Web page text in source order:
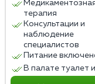
терапия
Консультации и
наблюдение
специалистов
Питание
В палате туалет